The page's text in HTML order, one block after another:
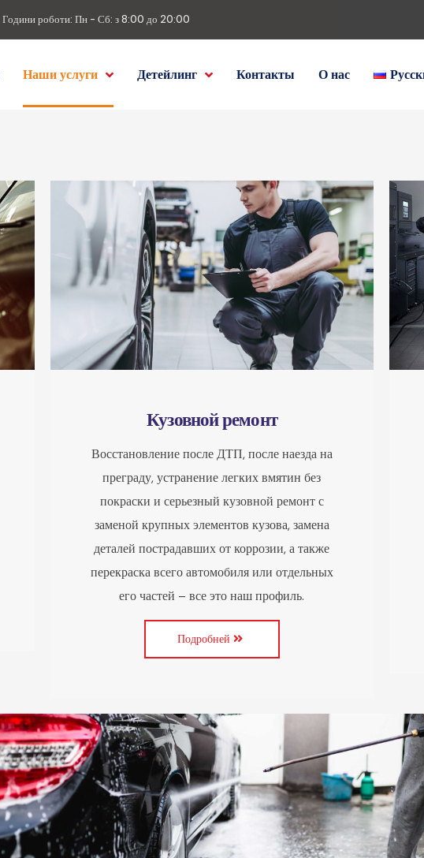
Години роботи: Пн - Сб: з 8:00 до 20:00
Наши услуги Детейлинг Контакты О нас
Кузовной ремонт
Восстановление после ДТП, после наезда на
преграду, устранение легких вмятин без
покраски и серьезный кузовной ремонт с
заменой крупных элементов кузова, замена
деталей пострадавших от коррозии, а также
перекраска всего автомобиля или отдельных
его частей – все это наш профиль.
Подробней